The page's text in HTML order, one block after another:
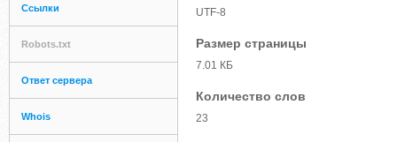
Ссылки
Robots.txt
Ответ сервера
Whois
UTF-8
Размер страницы
7.01 КБ
Количество слов
23